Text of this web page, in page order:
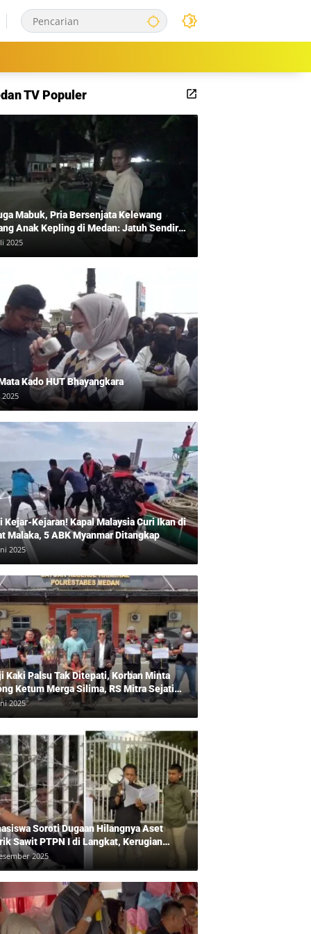
TV Populer
Mabuk, Pria Bersenjata Kelewang
Anak Kepling di Medan: Jatuh Sendiri
Mengamuk
2025
Kado HUT Bhayangkara
2025
Kejar-Kejaran! Kapal Malaysia Curi Ikan di
Malaka, 5 ABK Myanmar Ditangkap
2025
Kaki Palsu Tak Ditepati, Korban Minta
Ketum Merga Silima, RS Mitra Sejati
Kuasa Hukum, Hans Silalahi
Julita Cari Keadilan
2025
Soroti Dugaan Hilangnya Aset
Sawit PTPN I di Langkat, Kerugian
Ditaksir Rp20 Miliar
2025